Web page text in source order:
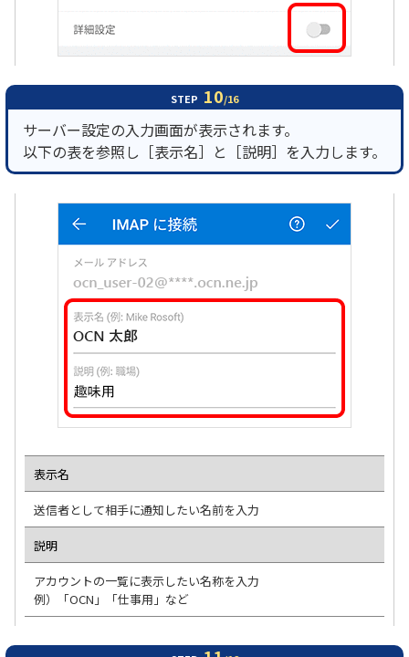
STEP 10/16
サーバー設定の入力画面が表示されます。
以下の表を参照し［表示名］と［説明］を入力します。
表示名
送信者として相手に通知したい名前を入力
説明
アカウントの一覧に表示したい名称を入力
例）「OCN」「仕事用」など